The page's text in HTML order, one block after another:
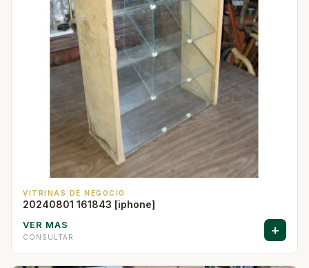
VITRINAS DE NEGOCIO
20240801 161843 [iphone]
VER MAS
CONSULTAR +